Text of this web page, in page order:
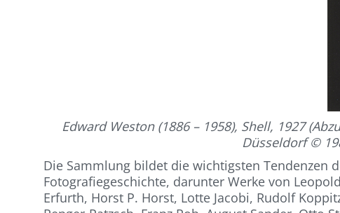
Edward Weston (1886 – 1958), Shell, 1927
Düsseldorf ©
Die Sammlung bildet die wichtigsten Tendenzen
Fotografiegeschichte, darunter Werke von
Erfurth, Horst P. Horst, Lotte Jacobi, Rudolf